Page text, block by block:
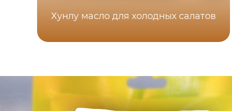
Хунлу масло для холодных салатов